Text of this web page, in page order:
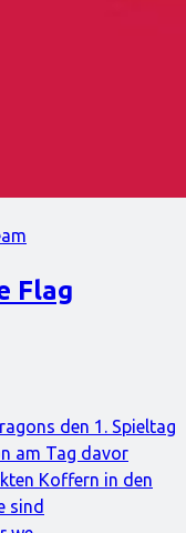
Flag
den 1. Spieltag
am Tag davor
Koffern in den
sind